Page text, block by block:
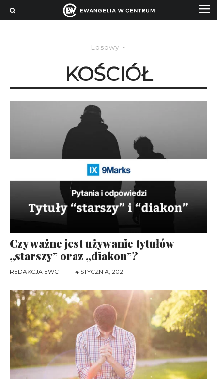
Losowy
KOŚCIÓŁ
Czy ważne jest używanie tytułów
„starszy” oraz „diakon”?
REDAKCJA EWC — 4 STYCZNIA, 2021